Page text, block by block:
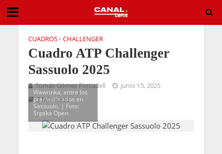
CUADROS • CHALLENGER
Cuadro ATP Challenger
Sassuolo 2025
Tomás Gómez Forcadell
junio 15, 2025
3 Min Read
Wawrinka, entre los
preclasificados en
Sassuolo. | Foto:
Srpska Open